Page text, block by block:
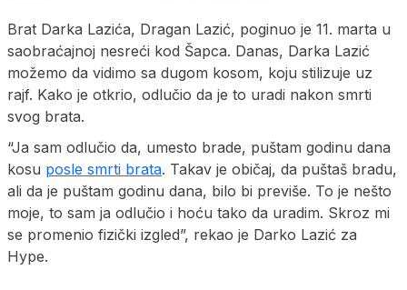
Brat Darka Lazića, Dragan Lazić, poginuo je 11. marta u
saobraćajnoj nesreći kod Šapca. Danas, Darka Lazić
možemo da vidimo sa dugom kosom, koju stilizuje uz
rajf. Kako je otkrio, odlučio da je to uradi nakon smrti
svog brata.
“Ja sam odlučio da, umesto brade, puštam godinu dana
kosu posle smrti brata. Takav je običaj, da puštaš bradu,
ali da je puštam godinu dana, bilo bi previše. To je nešto
moje, to sam ja odlučio i hoću tako da uradim. Skroz mi
se promenio fizički izgled”, rekao je Darko Lazić za
Hype.